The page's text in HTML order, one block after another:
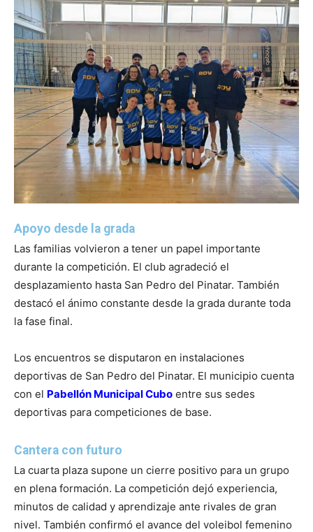
Apoyo desde la grada
Las familias volvieron a tener un papel importante
durante la competición. El club agradeció el
desplazamiento hasta San Pedro del Pinatar. También
destacó el ánimo constante desde la grada durante toda
la fase final.
Los encuentros se disputaron en instalaciones
deportivas de San Pedro del Pinatar. El municipio cuenta
con el Pabellón Municipal Cubo entre sus sedes
deportivas para competiciones de base.
Cantera con futuro
La cuarta plaza supone un cierre positivo para un grupo
en plena formación. La competición dejó experiencia,
minutos de calidad y aprendizaje ante rivales de gran
nivel. También confirmó el avance del voleibol femenino